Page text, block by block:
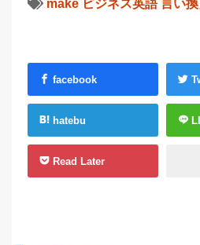
make ビジネス英語 言い換
facebook
hatebu
Read Later